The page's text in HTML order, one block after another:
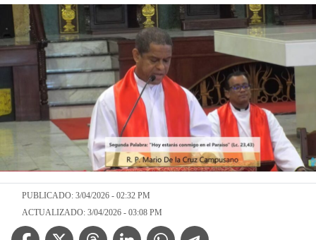
PUBLICADO: 3/04/2026 - 02:32 PM
ACTUALIZADO: 3/04/2026 - 03:08 PM
Facebook IconTwitter IconThreads IconLinkedin IconWhatsApp IconTelegram Icon